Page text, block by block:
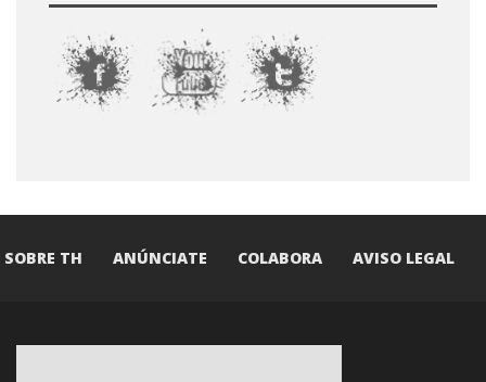
SOBRE TH ANÚNCIATE COLABORA AVISO LEGAL